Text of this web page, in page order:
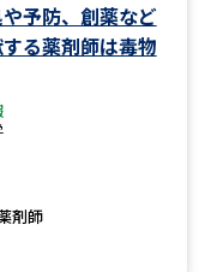
予防、創薬など
る薬剤師は毒物
剤師